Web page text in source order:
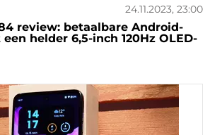
24.11.2023, 23:00
review: betaalbare Android-
helder 6,5-inch 120Hz OLED-